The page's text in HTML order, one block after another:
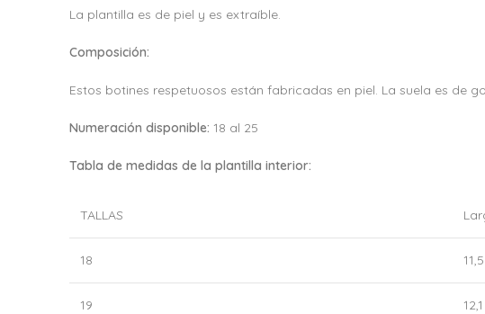
La plantilla es de piel y es extraíble.
Composición:
Estos botines respetuosos están fabricadas en piel. La suela es de
Numeración disponible: 18 al 25
Tabla de medidas de la plantilla interior:
TALLAS
18 11,5
19 12,1